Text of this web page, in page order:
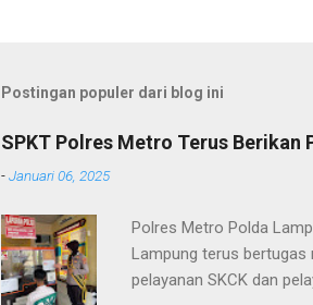
Postingan populer dari blog ini
SPKT Polres Metro Terus Berikan
-Januari 06, 2025
Polres Metro Polda
Lampung terus bertugas
pelayanan SKCK dan